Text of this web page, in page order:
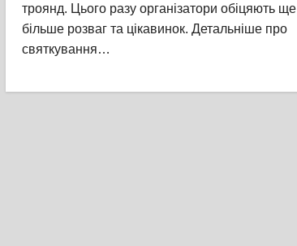
троянд. Цього разу організатори обіцяють ще
більше розваг та цікавинок. Детальніше про
святкування…